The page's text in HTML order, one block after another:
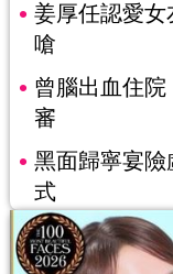
姜厚任認愛女
嗆
曾腦出血住
審
黑面歸寧宴
式